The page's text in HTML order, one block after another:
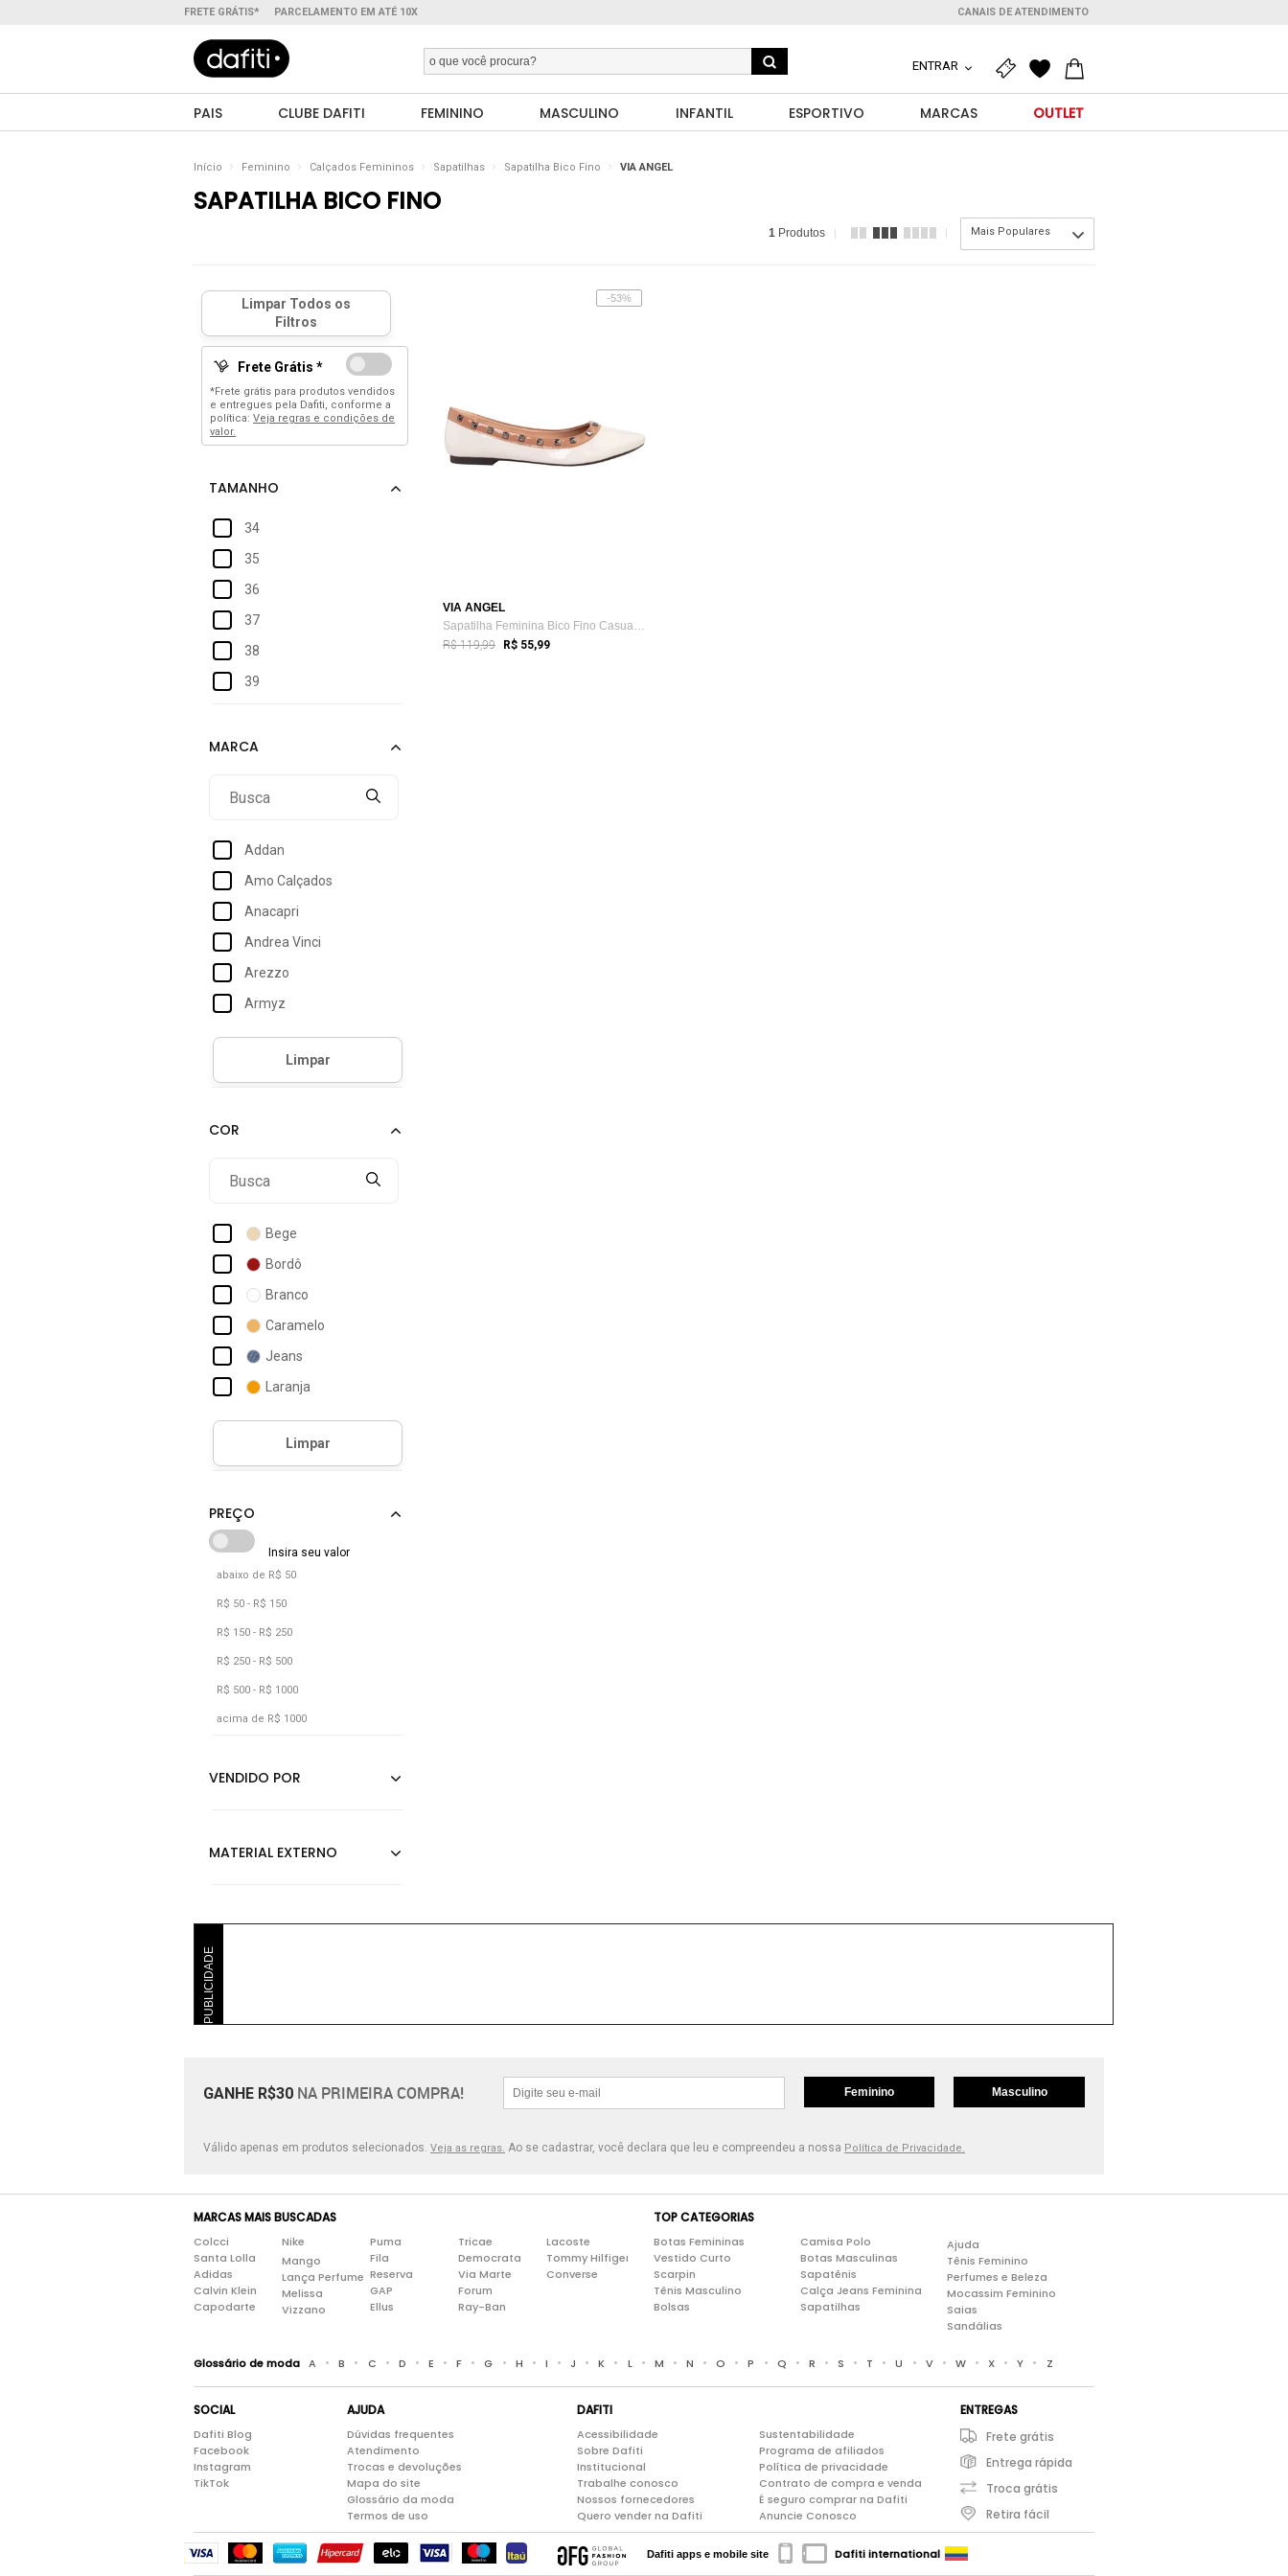
FRETE GRÁTIS* PARCELAMENTO EM ATÉ 10X CANAIS DE ATENDIMENTO
ENTRAR
PAIS CLUBE DAFITI FEMININO MASCULINO INFANTIL ESPORTIVO MARCAS OUTLET
Início Feminino Calçados Femininos Sapatilhas Sapatilha Bico Fino VIA ANGEL
SAPATILHA BICO FINO
1 Produtos Mais Populares
Frete Grátis *
*Frete grátis para produtos vendidos
e entregues pela Dafiti, conforme a
política: Veja regras e condições de
valor.
34
35
36
37
38
39
Addan
Amo Calçados
Anacapri
Andrea Vinci
Arezzo
Armyz
Bebecê
Beira Rio
Ellas Online
Bege
Bordô
Branco
Caramelo
Jeans
Laranja
Marrom
Multicolorido
Preto
abaixo de R$ 50
R$ 50 - R$ 150
R$ 150 - R$ 250
R$ 250 - R$ 500
R$ 500 - R$ 1000
acima de R$ 1000
-53%
VIA ANGEL
Sapatilha Feminina Bico Fino Casual Flat...
R$ 119,99 R$ 55,99
PUBLICIDADE
GANHE R$30 NA PRIMEIRA COMPRA! Feminino Masculino
Válido apenas em produtos selecionados. Veja as regras. Ao se cadastrar, você declara que leu e compreendeu a nossa Política de Privacidade.
MARCAS MAIS BUSCADAS
Colcci
Santa Lolla
Adidas
Calvin Klein
Capodarte
Nike
Mango
Lança Perfume
Melissa
Vizzano
Puma
Fila
Reserva
GAP
Ellus
Tricae
Democrata
Via Marte
Forum
Ray-Ban
Lacoste
Tommy Hilfiger
Converse
TOP CATEGORIAS
Botas Femininas
Vestido Curto
Scarpin
Tênis Masculino
Bolsas
Camisa Polo
Botas Masculinas
Sapatênis
Calça Jeans Feminina
Sapatilhas
Ajuda
Tênis Feminino
Perfumes e Beleza
Mocassim Feminino
Saias
Sandálias
Glossário de moda A • B • C • D • E • F • G • H • I • J • K • L • M • N • O • P • Q • R • S • T • U • V • W • X • Y • Z
SOCIAL
Dafiti Blog
Facebook
Instagram
TikTok
AJUDA
Dúvidas frequentes
Atendimento
Trocas e devoluções
Mapa do site
Glossário da moda
Termos de uso
DAFITI
Acessibilidade
Sobre Dafiti
Institucional
Trabalhe conosco
Nossos fornecedores
Quero vender na Dafiti
Sustentabilidade
Programa de afiliados
Política de privacidade
Contrato de compra e venda
É seguro comprar na Dafiti
Anuncie Conosco
ENTREGAS
Frete grátis
Entrega rápida
Troca grátis
Retira fácil
Dafiti apps e mobile site Dafiti international